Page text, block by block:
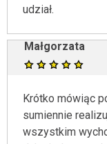
udział.
Małgorzata
Krótko mówiąc
sumiennie
wszystkim